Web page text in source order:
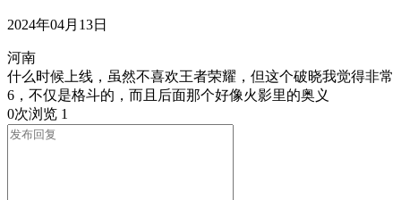
2024年04月13日
河南
什么时候上线，虽然不喜欢王者荣耀，但这个破晓我觉得非常
6，不仅是格斗的，而且后面那个好像火影里的奥义
0次浏览 1